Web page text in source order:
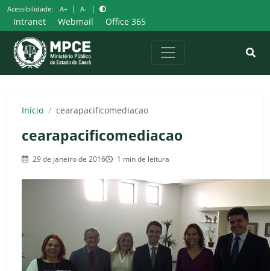
Pular
para
o
conteúdo
Acessibilidade: A+ | A- |
Intranet Webmail Office 365
Início / cearapacificomediacao
cearapacificomediacao
29 de janeiro de 2016 1 min de leitura